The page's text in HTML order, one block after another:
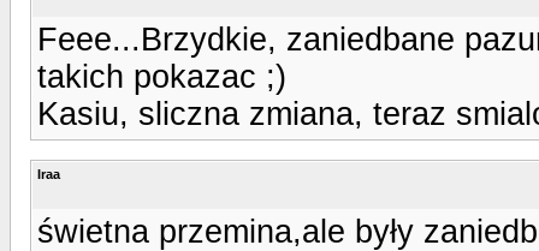
Feee...Brzydkie, zaniedbane
takich pokazac ;)
Kasiu, sliczna zmiana, teraz
Iraa
świetna przemina,ale były